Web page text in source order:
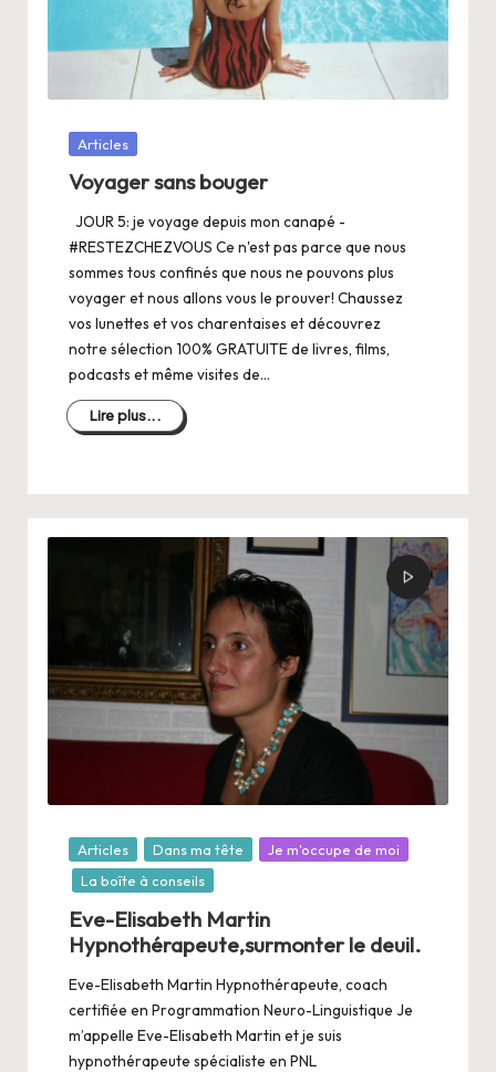
n
e
r
s
a
V
ie
Posté
Articles
Voyager sans bouger
JOUR 5: je voyage depuis mon canapé -
#RESTEZCHEZVOUS Ce n'est pas parce que nous
sommes tous confinés que nous ne pouvons plus
voyager et nous allons vous le prouver! Chaussez
vos lunettes et vos charentaises et découvrez
notre sélection 100% GRATUITE de livres, films,
podcasts et même visites de…
Lire plus...
Posté
dans
Articles Dans ma tête
Je m'occupe de moi
La boîte à conseils
Eve-Elisabeth Martin
Hypnothérapeute,surmonter le deuil.
Eve-Elisabeth Martin Hypnothérapeute, coach
certifiée en Programmation Neuro-Linguistique Je
m’appelle Eve-Elisabeth Martin et je suis
hypnothérapeute spécialiste en PNL